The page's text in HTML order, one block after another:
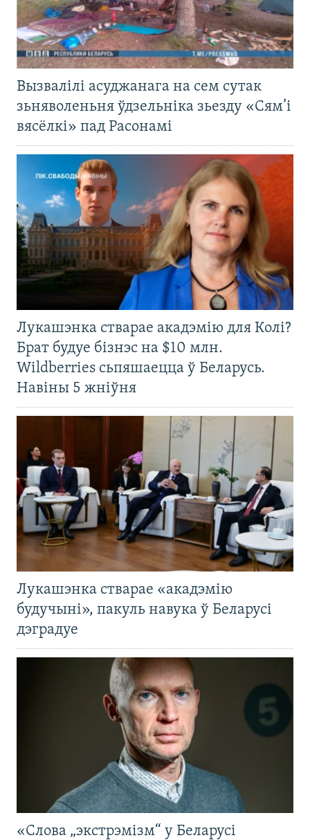
Вызвалілі асуджанага на сем сутак
зьняволеньня ўдзельніка зьезду «Сям’і
вясёлкі» пад Расонамі
Лукашэнка стварае акадэмію для Колі?
Брат будуе бізнэс на $10 млн.
Wildberries сьпяшаецца ў Беларусь.
Навіны 5 жніўня
Лукашэнка стварае «акадэмію
будучыні», пакуль навука ў Беларусі
дэградуе
«Слова „экстрэмізм“ у Беларусі